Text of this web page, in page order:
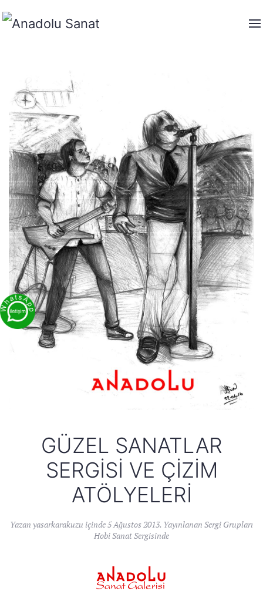
GÜZEL SANATLAR
SERGISI VE ÇIZIM
ATÖLYELERI
Yazan yasarkarakuzu içinde5 Ağustos 2013. Yayınlanan Sergi Grupları
Hobi Sanat Sergisinde